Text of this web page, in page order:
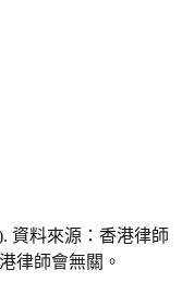
資料來源：香港律師
律師會無關。